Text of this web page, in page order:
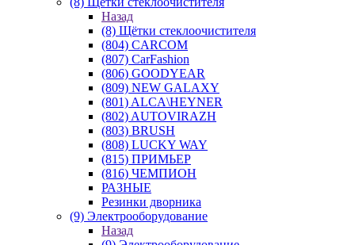
Назад
(8) Щётки стеклоочистителя
(804) CARCOM
(807) CarFashion
(806) GOODYEAR
(809) NEW GALAXY
(801) ALCA\HEYNER
(802) AUTOVIRAZH
(803) BRUSH
(808) LUCKY WAY
(815) ПРИМЬЕР
(816) ЧЕМПИОН
РАЗНЫЕ
Резинки дворника
(9) Электрооборудование
Назад